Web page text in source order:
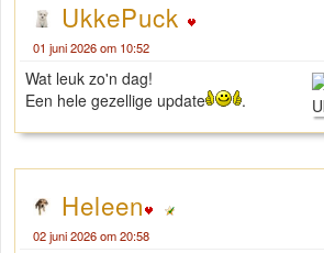
UkkePuck
01 juni 2026 om 10:52
Wat leuk zo'n dag!
Een hele gezellige update
.
Heleen
02 juni 2026 om 20:58